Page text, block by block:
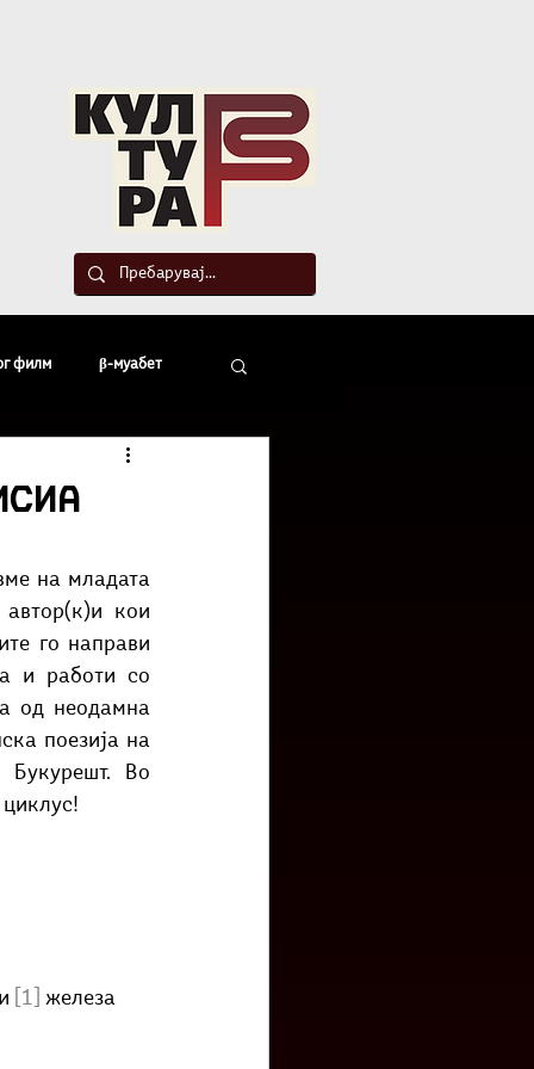
филм β-муабет
на младата
кои
го направи
и работи со
од неодамна
поезија на
Букурешт. Во
[1] железа